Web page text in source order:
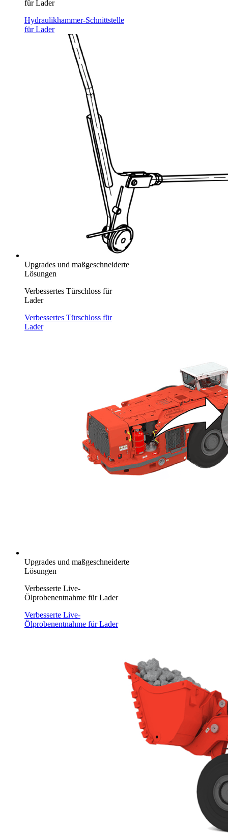
für Lader
Hydraulikhammer-Schnittstelle
für Lader
Upgrades und maßgeschneiderte
Lösungen
Verbessertes Türschloss für
Lader
Verbessertes Türschloss für
Lader
Upgrades und maßgeschneiderte
Lösungen
Verbesserte Live-
Ölprobenentnahme für Lader
Verbesserte Live-
Ölprobenentnahme für Lader